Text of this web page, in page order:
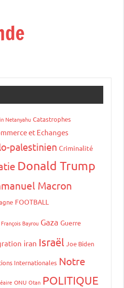
Netanyahu Catastrophes
et Echanges
palestinien Criminalité
Donald Trump
Macron
FOOTBALL
François Bayrou Gaza Guerre
iran Israël Joe Biden
Internationales Notre
ONU Otan POLITIQUE